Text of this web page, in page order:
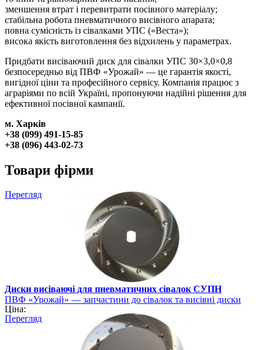
зменшення втрат і перевитрати посівного матеріалу;
стабільна робота пневматичного висівного апарата;
повна сумісність із сівалками УПС («Веста»);
висока якість виготовлення без відхилень у параметрах.
Придбати висіваючий диск для сівалки УПС 30×3,0×0,8
безпосередньо від ПВФ «Урожай» — це гарантія якості,
вигідної ціни та професійного сервісу. Компанія працює з
аграріями по всій Україні, пропонуючи надійні рішення для
ефективної посівної кампанії.
м. Харків
+38 (099) 491-15-85
+38 (096) 443-02-73
Товари фірми
Перегляд
Диски висіваючі для пневматичних сівалок СУПН
ПВФ «Урожай» — запчастини до сівалок та висівні диски
Ціна:
Перегляд